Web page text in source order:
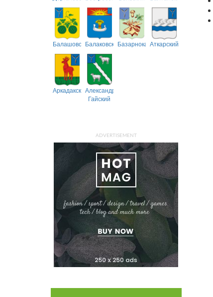
БалашовскийБалаковскийБазарнокарабулакский
Аткарский
АркадакскийАлександрово-
Гайский
ADVERTISEMENT